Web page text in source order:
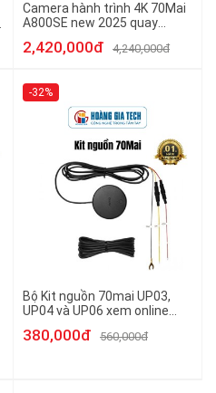
Camera hành trình 4K 70Mai
A800SE new 2025 quay
2,420,000đ 4,240,000đ
-32%
Bộ Kit nguồn 70mai UP03,
UP04 và UP06 xem online
hành trình - Hàng chính hãng
380,000đ 560,000đ